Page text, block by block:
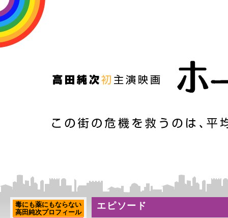
エピソード
毒にも薬にもならない
高田純次プロフィール